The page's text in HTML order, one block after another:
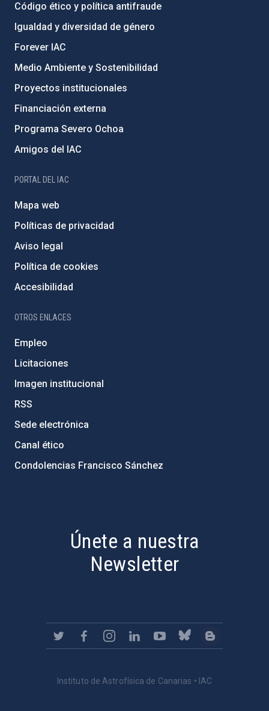
Código ético y política antifraude
Igualdad y diversidad de género
Forever IAC
Medio Ambiente y Sostenibilidad
Proyectos institucionales
Financiación externa
Programa Severo Ochoa
Amigos del IAC
PORTAL DEL IAC
Mapa web
Políticas de privacidad
Aviso legal
Política de cookies
Accesibilidad
OTROS ENLACES
Empleo
Licitaciones
Imagen institucional
RSS
Sede electrónica
Canal ético
Condolencias Francisco Sánchez
Únete a nuestra
Newsletter
Instituto de Astrofísica de Canarias • IAC